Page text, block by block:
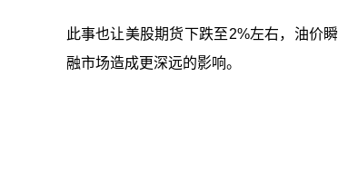
此事也让美股期货下跌至2%左右，油价
融市场造成更深远的影响。